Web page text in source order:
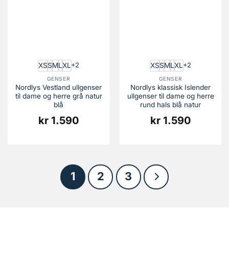
XSSMLXL+2
GENSER
Nordlys Vestland ullgenser
til dame og herre grå natur
blå
kr 1.590
XSSMLXL+2
GENSER
Nordlys klassisk Islender
ullgenser til dame og herre
rund hals blå natur
kr 1.590
1 2 3